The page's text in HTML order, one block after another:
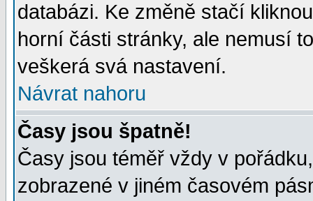
databázi. Ke změně stačí
horní části stránky, ale nemusí
veškerá svá nastavení.
Návrat nahoru
Časy jsou špatně!
Časy jsou téměř vždy v
zobrazené v jiném časovém